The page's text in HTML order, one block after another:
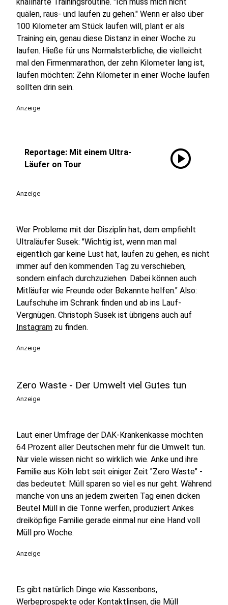
quälen, raus- und laufen zu gehen." Wenn er also über
100 Kilometer am Stück laufen will, plant er als
Training ein, genau diese Distanz in einer Woche zu
laufen. Hieße für uns Normalsterbliche, die vielleicht
mal den Firmenmarathon, der zehn Kilometer lang ist,
laufen möchten: Zehn Kilometer in einer Woche laufen
sollten drin sein.
Anzeige
Reportage: Mit einem Ultra-
Läufer on Tour
play_circle
Anzeige
Wer Probleme mit der Disziplin hat, dem empfiehlt
Ultraläufer Susek: "Wichtig ist, wenn man mal
eigentlich gar keine Lust hat, laufen zu gehen, es nicht
immer auf den kommenden Tag zu verschieben,
sondern einfach durchzuziehen. Dabei können auch
Mitläufer wie Freunde oder Bekannte helfen." Also:
Laufschuhe im Schrank finden und ab ins Lauf-
Vergnügen. Christoph Susek ist übrigens auch auf
Instagram zu finden.
Anzeige
Zero Waste - Der Umwelt viel Gutes tun
Anzeige
Laut einer Umfrage der DAK-Krankenkasse möchten
64 Prozent aller Deutschen mehr für die Umwelt tun.
Nur viele wissen nicht so wirklich wie. Anke und ihre
Familie aus Köln lebt seit einiger Zeit "Zero Waste" -
das bedeutet: Müll sparen so viel es nur geht. Während
manche von uns an jedem zweiten Tag einen dicken
Beutel Müll in die Tonne werfen, produziert Ankes
dreiköpfige Familie gerade einmal nur eine Hand voll
Müll pro Woche.
Anzeige
Es gibt natürlich Dinge wie Kassenbons,
Werbeprospekte oder Kontaktlinsen, die Müll